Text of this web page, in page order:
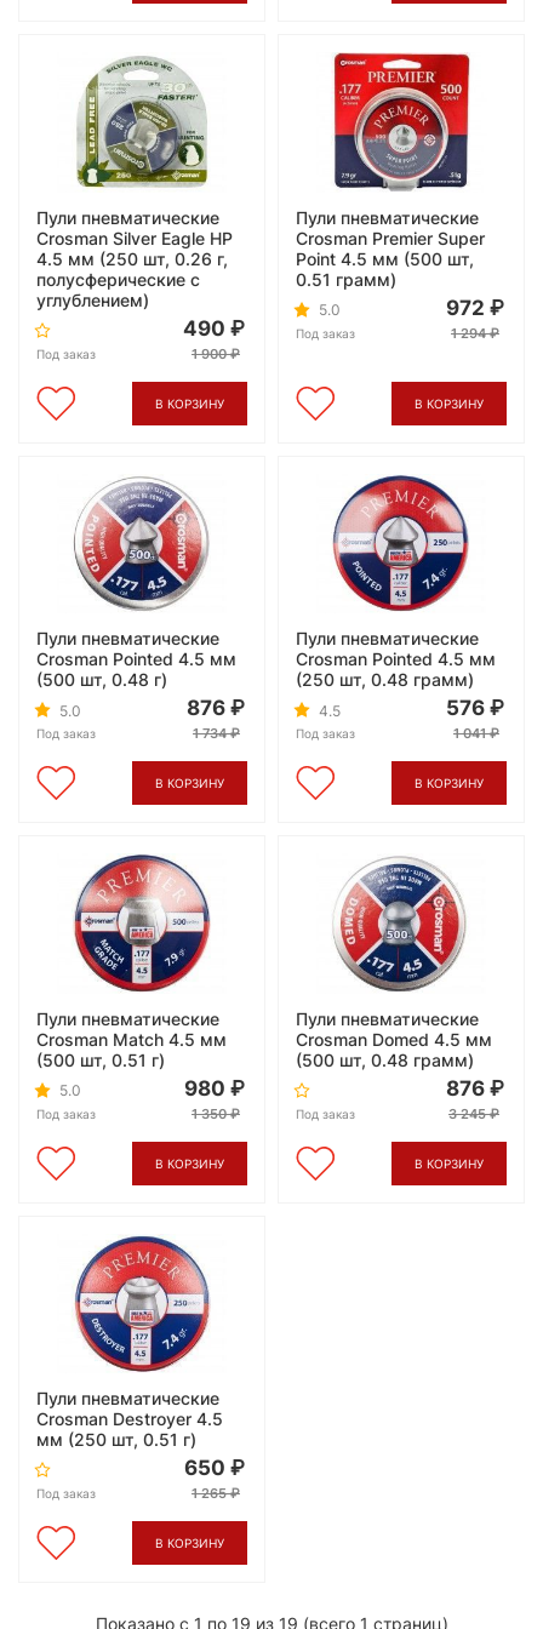
Пули пневматические
Crosman Silver Eagle HP
4.5 мм (250 шт, 0.26 г,
полусферические с
углублением)
Под заказ
490
1 900
В КОРЗИНУ
Пули пневматические
Crosman Premier Super
Point 4.5 мм (500 шт,
0.51 грамм)
5.0
Под заказ
972
1 294
В КОРЗИНУ
Пули пневматические
Crosman Pointed 4.5 мм
(500 шт, 0.48 г)
5.0
Под заказ
876
1 734
В КОРЗИНУ
Пули пневматические
Crosman Pointed 4.5 мм
(250 шт, 0.48 грамм)
4.5
Под заказ
576
1 041
В КОРЗИНУ
Пули пневматические
Crosman Match 4.5 мм
(500 шт, 0.51 г)
5.0
Под заказ
980
1 350
В КОРЗИНУ
Пули пневматические
Crosman Domed 4.5 мм
(500 шт, 0.48 грамм)
Под заказ
876
3 245
В КОРЗИНУ
Пули пневматические
Crosman Destroyer 4.5
мм (250 шт, 0.51 г)
Под заказ
650
1 265
В КОРЗИНУ
Показано с 1 по 19 из 19 (всего 1 страниц)